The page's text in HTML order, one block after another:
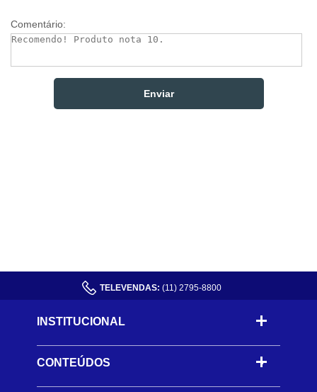
Comentário:
TELEVENDAS: (11) 2795-8800
INSTITUCIONAL
CONTEÚDOS -